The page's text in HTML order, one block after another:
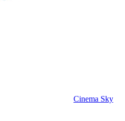
Cinema Sky